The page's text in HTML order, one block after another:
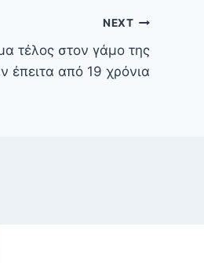
NEXT
τέλος στον γάμο της
έπειτα από 19 χρόνια